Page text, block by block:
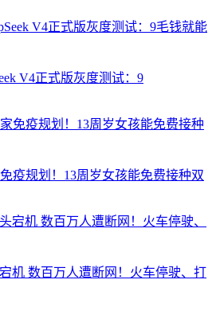
V4正式版灰度测试：9
疫规划！13周岁女孩能免费接种双
机 数百万人遭断网！火车停驶、打